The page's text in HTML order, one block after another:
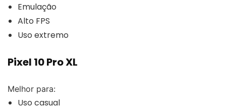
Emulação
Alto FPS
Uso extremo
Pixel 10 Pro XL
Melhor para:
Uso casual